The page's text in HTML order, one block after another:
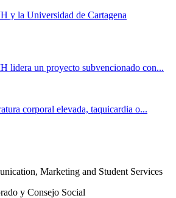
y la Universidad de Cartagena
lidera un proyecto subvencionado con...
corporal elevada, taquicardia o...
Marketing and Student Services
y Consejo Social